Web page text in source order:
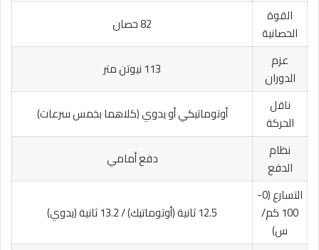
القوة
الحصانية
82 حصان
عزم
الدوران
113 نيوتن متر
ناقل
الحركة
أوتوماتيكي أو يدوي (كلاهما بخمس سرعات)
نظام
الدفع
دفع أمامي
التسارع (0-
100 كم/
س)
12.5 ثانية (أوتوماتيك) / 13.2 ثانية (يدوي)